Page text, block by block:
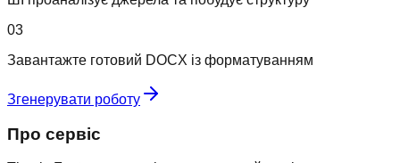
03
Завантажте готовий DOCX із форматуванням
Згенерувати роботу
Про сервіс